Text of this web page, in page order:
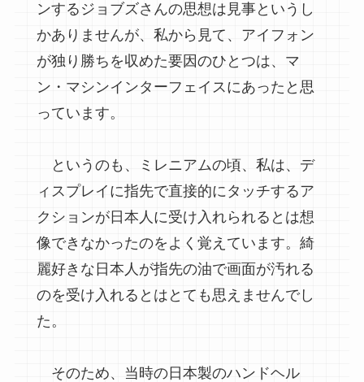
ンするジョブズさんの思想は見事というし
かありませんが、私から見て、アイフォン
が独り勝ちを収めた要因のひとつは、マ
ン・マシンインターフェイスにあったと思
っています。
というのも、ミレニアムの頃、私は、デ
ィスプレイに指先で直接的にタッチするア
クションが日本人に受け入れられるとは想
像できなかったのをよく覚えています。綺
麗好きな日本人が指先の油で画面が汚れる
のを受け入れるとはとても思えませんでし
た。
そのため、当時の日本製のハンドヘル